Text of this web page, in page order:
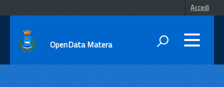
Accedi
OpenData Matera